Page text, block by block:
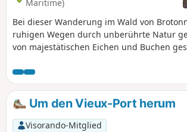
Maritime)
Bei dieser Wanderung im Wald von
ruhigen Wegen durch unberührte Natur
von majestätischen Eichen und Buchen
Ruhe wurde nur durch Vogelgezwitscher
der Blätter unter meinen Schritten gestört.
zugängliche und erholsame Spaziergang
angenehmer Moment der Entspannung
Entdeckung des natürlichen Erbes der
Um den Vieux-Port herum
Visorando-Mitglied